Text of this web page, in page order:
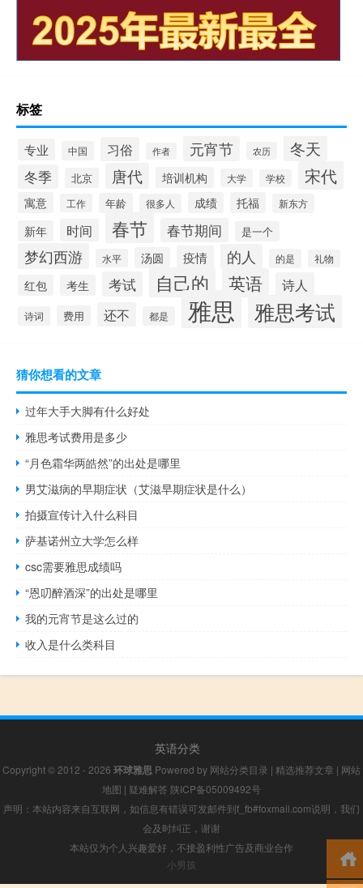
标签
专业 中国 习俗 作者 元宵节 农历 冬天
冬季 北京 唐代 培训机构 大学 学校 宋代
寓意 工作 年龄 很多人 成绩 托福 新东方
新年 时间 春节 春节期间 是一个
梦幻西游 水平 汤圆 疫情 的人 的是 礼物
红包 考生 考试 自己的 英语 诗人
诗词 费用 还不 都是 雅思 雅思考试
猜你想看的文章
过年大手大脚有什么好处
雅思考试费用是多少
“月色霜华两皓然”的出处是哪里
男艾滋病的早期症状（艾滋早期症状是什么）
拍摄宣传计入什么科目
萨基诺州立大学怎么样
csc需要雅思成绩吗
“恩叨醉酒深”的出处是哪里
我的元宵节是这么过的
收入是什么类科目
英语分类
Copyright © 2012 - 2026 环球雅思 Powered by 网站分类目录 | 精选推荐文章 | 网站
地图 | 疑难解答 陕ICP备05009492号
声明：本站内容来自互联网，如信息有错误可发邮件到f_fb#foxmail.com说明，我们
会及时纠正，谢谢
本站仅为个人兴趣爱好，不接盈利性广告及商业合作
小男孩